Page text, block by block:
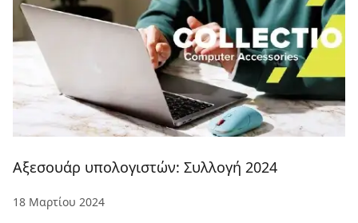
Αξεσουάρ υπολογιστών: Συλλογή 2024
18 Μαρτίου 2024